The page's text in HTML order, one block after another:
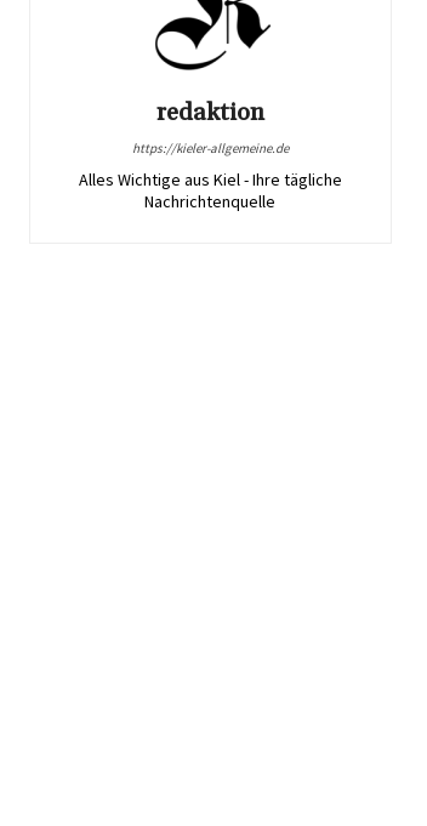
redaktion
https://kieler-allgemeine.de
Alles Wichtige aus Kiel - Ihre tägliche
Nachrichtenquelle